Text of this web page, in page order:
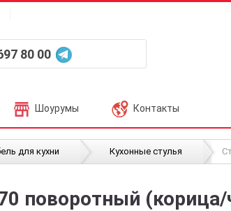
80 00
Шоурумы Контакты
для кухни / Кухонные стулья /
поворотный